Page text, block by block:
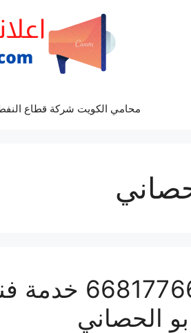
محامي الكويت شركة قطاع
سباك ابو الحصاني
الحصاني